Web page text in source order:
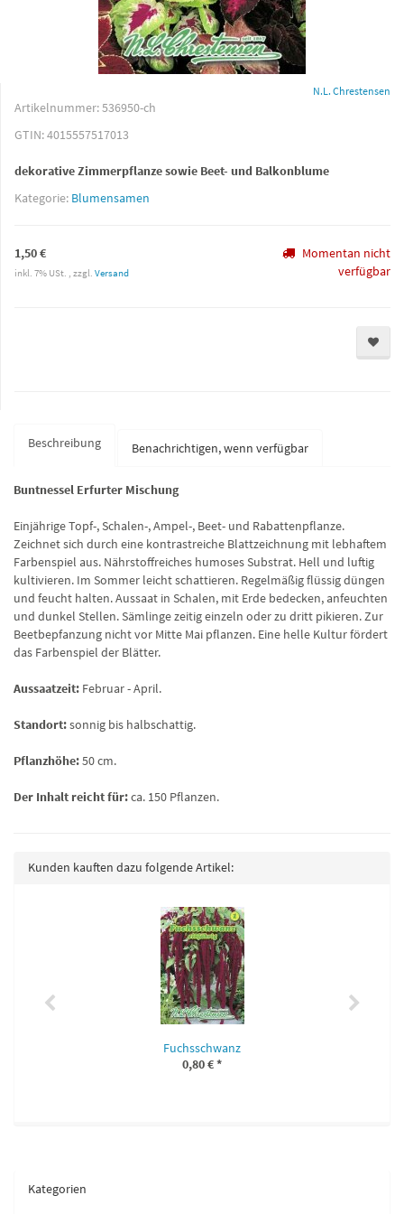
N.L. Chrestensen
Artikelnummer:536950-ch
GTIN:4015557517013
dekorative Zimmerpflanze sowie Beet- und Balkonblume
Kategorie: Blumensamen
1,50 €
inkl. 7% USt. , zzgl. Versand
Momentan nicht
verfügbar
Beschreibung Benachrichtigen, wenn verfügbar
Buntnessel Erfurter Mischung
Einjährige Topf-, Schalen-, Ampel-, Beet- und Rabattenpflanze.
Zeichnet sich durch eine kontrastreiche Blattzeichnung mit lebhaftem
Farbenspiel aus. Nährstoffreiches humoses Substrat. Hell und luftig
kultivieren. Im Sommer leicht schattieren. Regelmäßig flüssig düngen
und feucht halten. Aussaat in Schalen, mit Erde bedecken, anfeuchten
und dunkel Stellen. Sämlinge zeitig einzeln oder zu dritt pikieren. Zur
Beetbepfanzung nicht vor Mitte Mai pflanzen. Eine helle Kultur fördert
das Farbenspiel der Blätter.
Aussaatzeit: Februar - April.
Standort:sonnig bis halbschattig.
Pflanzhöhe:50 cm.
Der Inhalt reicht für:ca. 150 Pflanzen.
Kunden kauften dazu folgende Artikel:
Fuchsschwanz
0,80 €*
Kategorien